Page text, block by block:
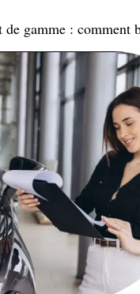
gamme : comment